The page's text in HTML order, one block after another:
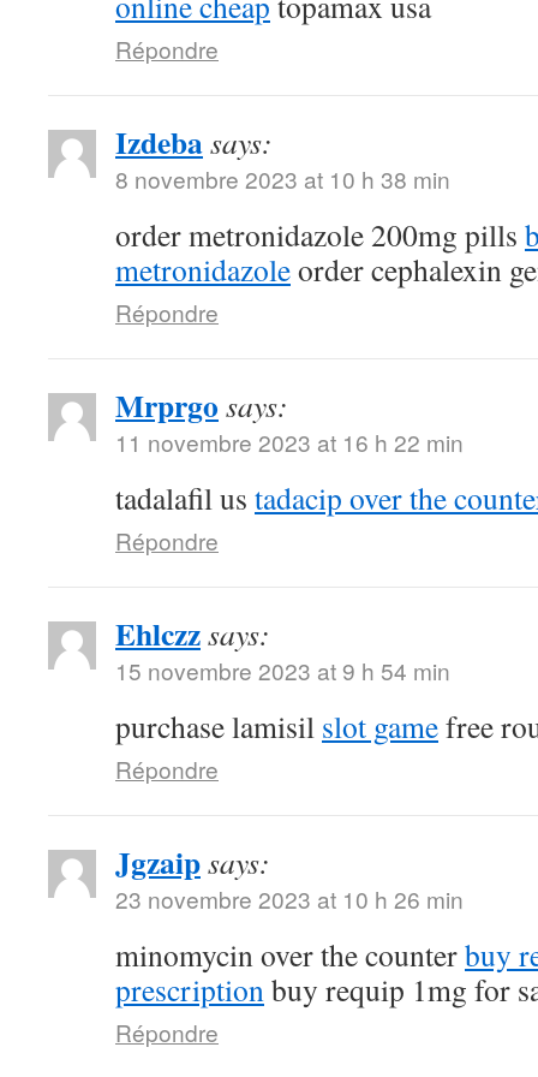
Répondre
Izdebasays:
8 novembre 2023 at 10 h 38 min
order metronidazole 200mg pills
metronidazoleorder cephalexin
Répondre
Mrprgo says:
11 novembre 2023 at 16 h 22 min
tadalafil us tadacip over the
Répondre
Ehlczzsays:
15 novembre 2023 at 9 h 54 min
purchase lamisil slot gamefree
Répondre
Jgzaipsays:
23 novembre 2023 at 10 h 26 min
minomycin over the counterbuy
prescriptionbuy requip 1mg for
Répondre